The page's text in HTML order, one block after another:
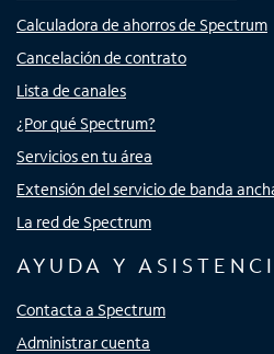
Calculadora de ahorros de Spectrum
Cancelación de contrato
Lista de canales
¿Por qué Spectrum?
Servicios en tu área
Extensión del servicio de banda
La red de Spectrum
AYUDA Y
Contacta a Spectrum
Administrar cuenta